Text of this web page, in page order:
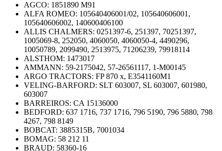
AGCO: 1851890 M91
ALFA ROMEO: 105640406001/02, 105640606001,
105640606002, 140600406100
ALLIS CHALMERS: 0251397-6, 251397, 70251397,
1005069-8, 252050, 4060050, 4060050-4, 4490296,
10050789, 2099490, 2513975, 71206239, 79918114
ALSTHOM: 1473017
AMMANN: 59-2175042, 57-26561117, 1-M00145
ARGO TRACTORS: FP 870 x, E3541160M1
VELING-BARFORD: SLT 603007, SL 603007, 601980,
603007
BARREIROS: CA 15136000
BEDFORD: 637 1716, 737 1716, 796 5190, 796 5880, 798
4267, 798 8149
BOBCAT: 3885315B, 7001034
BOMAG: 58 212 11
BRAUD: 58360-16